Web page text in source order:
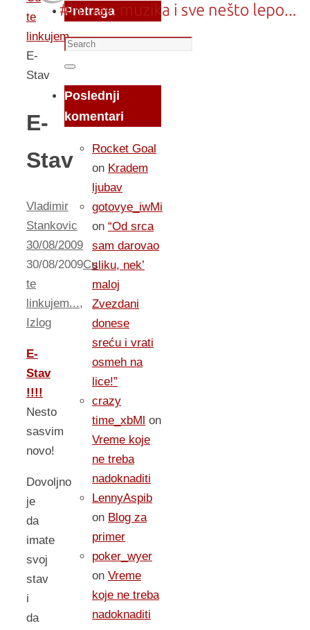
te
linkujem...
E-
Stav
E-
Stav
Vladimir
Stankovic
30/08/2009
30/08/2009Cu
te
linkujem...,
Izlog
E-
Stav
!!!!
Nesto
sasvim
novo!
Dovoljno
je
da
imate
svoj
stav
i
da
Pretraga
Search
for:
Search
Poslednji
komentari
Rocket Goal
on Kradem
ljubav
gotovye_iwMi
on “Od srca
sam darovao
sliku, nek’
maloj
Zvezdani
donese
sreću i vrati
osmeh na
lice!”
crazy
time_xbMl on
Vreme koje
ne treba
nadoknaditi
LennyAspib
on Blog za
primer
poker_wyer
on Vreme
koje ne treba
nadoknaditi